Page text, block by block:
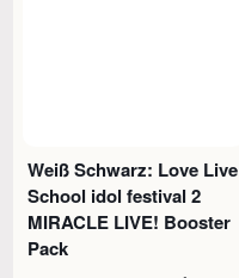
Weiß Schwarz: Love Live
School idol festival 2
MIRACLE LIVE! Booster
Pack